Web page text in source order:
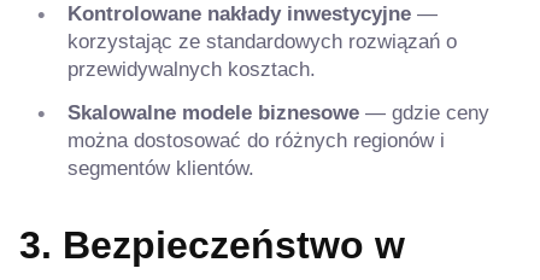
Kontrolowane nakłady inwestycyjne —
korzystając ze standardowych rozwiązań o
przewidywalnych kosztach.
Skalowalne modele biznesowe — gdzie ceny
można dostosować do różnych regionów i
segmentów klientów.
3. Bezpieczeństwo w